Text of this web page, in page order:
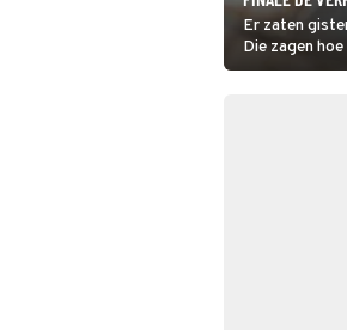
Er zaten
Die zagen
te liggen nu